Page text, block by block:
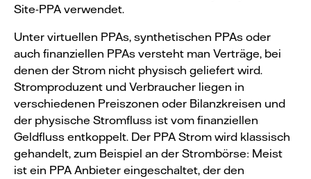
Site-PPA verwendet.
Unter virtuellen PPAs, synthetischen PPAs oder
auch finanziellen PPAs versteht man Verträge, bei
denen der Strom nicht physisch geliefert wird.
Stromproduzent und Verbraucher liegen in
verschiedenen Preiszonen oder Bilanzkreisen und
der physische Stromfluss ist vom finanziellen
Geldfluss entkoppelt. Der PPA Strom wird klassisch
gehandelt, zum Beispiel an der Strombörse: Meist
ist ein PPA Anbieter eingeschaltet, der den